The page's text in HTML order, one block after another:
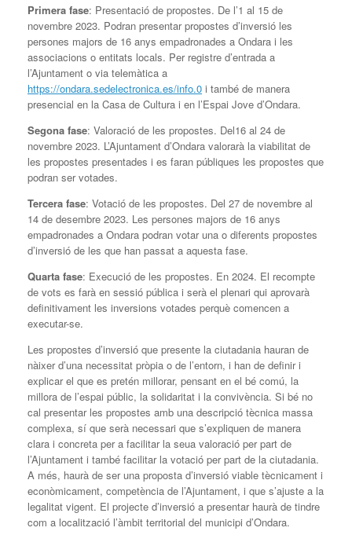
Primera fase: Presentació de propostes. De l’1 al 15 de
novembre 2023. Podran presentar propostes d’inversió les
persones majors de 16 anys empadronades a Ondara i les
associacions o entitats locals. Per registre d’entrada a
l’Ajuntament o via telemàtica a
https://ondara.sedelectronica.es/info.0 i també de manera
presencial en la Casa de Cultura i en l’Espai Jove d’Ondara.
Segona fase: Valoració de les propostes. Del16 al 24 de
novembre 2023. L’Ajuntament d’Ondara valorarà la viabilitat de
les propostes presentades i es faran públiques les propostes que
podran ser votades.
Tercera fase: Votació de les propostes. Del 27 de novembre al
14 de desembre 2023. Les persones majors de 16 anys
empadronades a Ondara podran votar una o diferents propostes
d’inversió de les que han passat a aquesta fase.
Quarta fase: Execució de les propostes. En 2024. El recompte
de vots es farà en sessió pública i serà el plenari qui aprovarà
definitivament les inversions votades perquè comencen a
executar-se.
Les propostes d’inversió que presente la ciutadania hauran de
nàixer d’una necessitat pròpia o de l’entorn, i han de definir i
explicar el que es pretén millorar, pensant en el bé comú, la
millora de l’espai públic, la solidaritat i la convivència. Si bé no
cal presentar les propostes amb una descripció tècnica massa
complexa, sí que serà necessari que s’expliquen de manera
clara i concreta per a facilitar la seua valoració per part de
l’Ajuntament i també facilitar la votació per part de la ciutadania.
A més, haurà de ser una proposta d’inversió viable tècnicament i
econòmicament, competència de l’Ajuntament, i que s’ajuste a la
legalitat vigent. El projecte d’inversió a presentar haurà de tindre
com a localització l’àmbit territorial del municipi d’Ondara.